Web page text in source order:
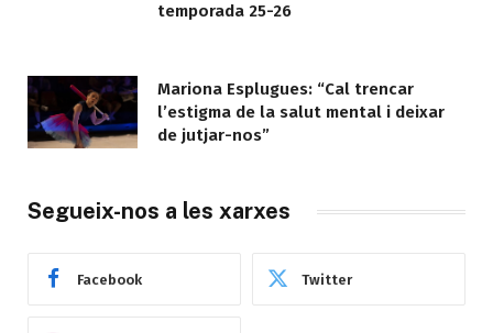
temporada 25-26
Mariona Esplugues: “Cal trencar
l’estigma de la salut mental i deixar
de jutjar-nos”
Segueix-nos a les xarxes
Facebook Twitter